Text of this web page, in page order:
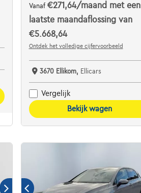
Vanaf €271,64/maand met een
laatste maandaflossing van
€5.668,64
Ontdek het volledige cijfervoorbeeld
3670 Ellikom, Ellicars
Vergelijk
Bekijk wagen